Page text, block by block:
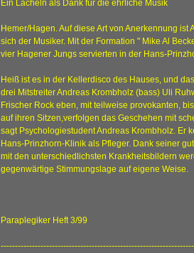
Ein Lächeln als Dank für die ehrliche Musik
Hemer/Hagen. Auf diese Art von Anerkennung
sich der Musiker. Mit der Formation " Mike Al
vier Hagener Jungs servierten in der Hans-
Heiß ist es in der Kellerdisco des Hauses, und
drei Mitstreiter Andreas Krombholz (bass) Uli
Frischer Rock eben, mit teilweise provokanten,
auf ihren Sitzen,verfolgen das Geschehen mit
sagt Psychologiestudent Andreas Krombholz. Er
Hans-Prinzhorn-Klinik als Pfleger. Dank seiner
mit den unterschiedlichsten Krankheitsbildern
gegenwärtige Stimmungslage auf eigene Weise.
Paraplegiker Heft 3/99